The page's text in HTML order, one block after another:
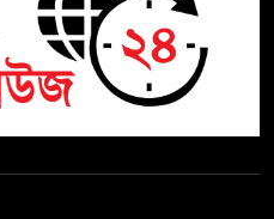
রায়ের বাড়িতে বিদ্রোহীদের
পশ্চিমবঙ্গে তৃনমূলে ভাঙনের
!
নেতার ওপর হামলার